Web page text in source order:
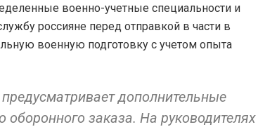
военно-учетные специальности и
россияне перед отправкой в части в
военную подготовку с учетом опыта
дополнительные
заказа. На руководителях